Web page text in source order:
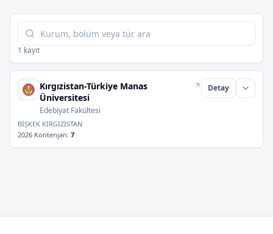
Tabloda ara
1 kayıt
Kırgızistan-Türkiye Manas
Üniversitesi
Edebiyat Fakültesi
Detay
BİŞKEK KIRGIZİSTAN
2026 Kontenjan: 7